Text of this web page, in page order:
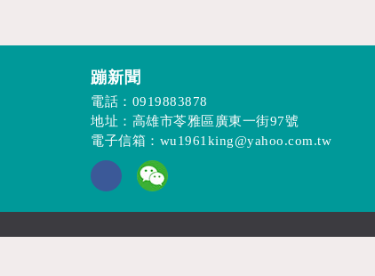
蹦新聞
電話： 0919883878
地址：高雄市苓雅區廣東一街97號
電子信箱： wu1961king@yahoo.com.tw